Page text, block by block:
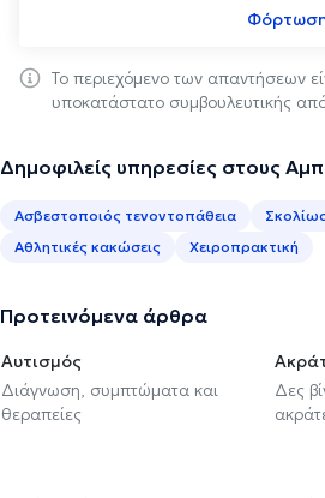
Το περιεχόμενο των απαντήσεων
υποκατάστατο συμβουλευτικής
Δημοφιλείς υπηρεσίες στους
Ασβεστοποιός τενοντοπάθεια
Αθλητικές κακώσεις
Χειροπρακτική
Προτεινόμενα άρθρα
Αυτισμός
Διάγνωση, συμπτώματα και
θεραπείες
Δες